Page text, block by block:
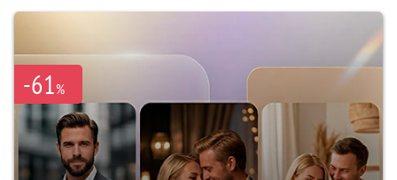
-61%